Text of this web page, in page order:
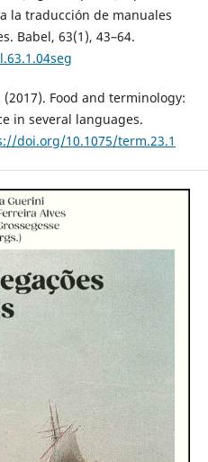
la traducción de manuales
Babel, 63(1), 43–64.
Food and terminology:
in several languages.
doi.org/10.1075/term.23.1